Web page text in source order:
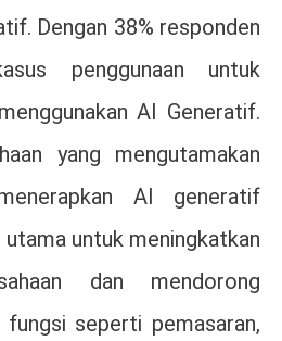
Dengan 38% responden
penggunaan untuk
AI Generatif.
yang mengutamakan
AI generatif
untuk meningkatkan
dan mendorong
seperti pemasaran,